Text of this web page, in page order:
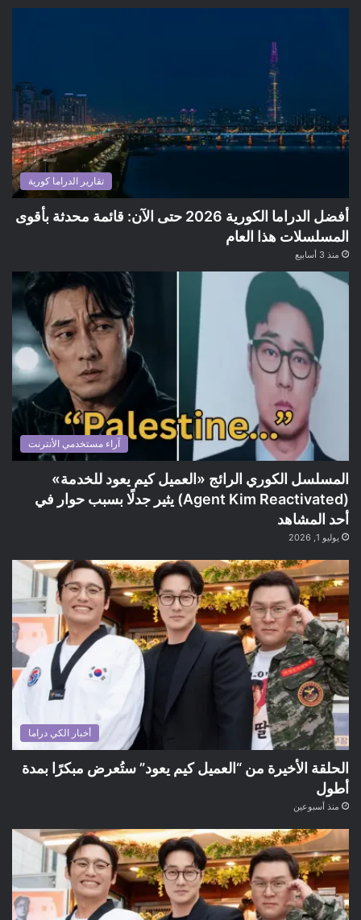
تقارير الدراما كورية
أفضل الدراما الكورية 2026 حتى الآن: قائمة محدثة بأقوى
المسلسلات هذا العام
منذ 3 أسابيع
آراء مستخدمي الأنترنت
المسلسل الكوري الرائج «العميل كيم يعود للخدمة»
(Agent Kim Reactivated) يثير جدلًا بسبب حوار في
أحد المشاهد
يوليو 1, 2026
أخبار الكي دراما
الحلقة الأخيرة من “العميل كيم يعود” ستُعرض مبكرًا بمدة
أطول
منذ أسبوعين